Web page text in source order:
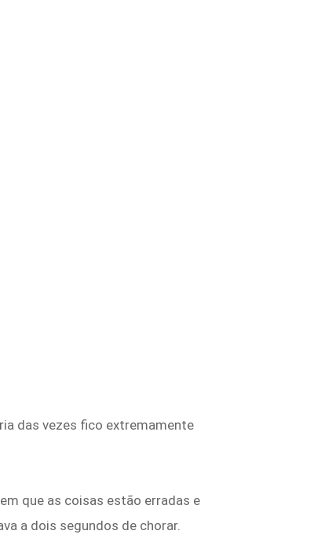
das vezes fico extremamente
que as coisas estão erradas e
a dois segundos de chorar.